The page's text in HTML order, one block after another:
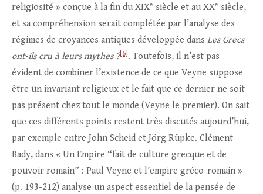
religiosité » conçue à la fin du XIXe siècle et au XXe siècle,
et sa compréhension serait complétée par l’analyse des
régimes de croyances antiques développée dans Les Grecs
ont‑ils cru à leurs mythes ?[6] . Toutefois, il n’est pas
évident de combiner l’existence de ce que Veyne suppose
être un invariant religieux et le fait que ce dernier ne soit
pas présent chez tout le monde (Veyne le premier). On sait
que ces différents points restent très discutés aujourd’hui,
par exemple entre John Scheid et Jörg Rüpke. Clément
Bady, dans « Un Empire “fait de culture grecque et de
pouvoir romain” : Paul Veyne et l’empire gréco-romain »
(p. 193-212) analyse un aspect essentiel de la pensée de